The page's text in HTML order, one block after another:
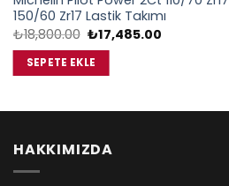
150/60 Zr17 Lastik Takımı
₺18,800.00 Orijinal
fiyat:
₺18,800.00.
₺17,485.00
SEPETE EKLE
HAKKIMIZDA